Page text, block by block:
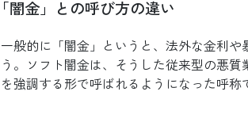
「闇金」との呼び方の違い
一般的に「闇金」というと、法外な金利
う。ソフト闇金は、そうした従来型の悪
を強調する形で呼ばれるようになった呼称